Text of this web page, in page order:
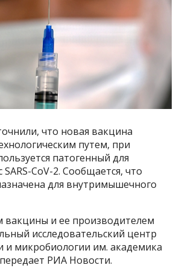
что новая вакцина
путем, при
патогенный для
CoV-2. Сообщается, что
для внутримышечного
вакцины и ее производителем
исследовательский центр
и микробиологии им. академика
РИА Новости.